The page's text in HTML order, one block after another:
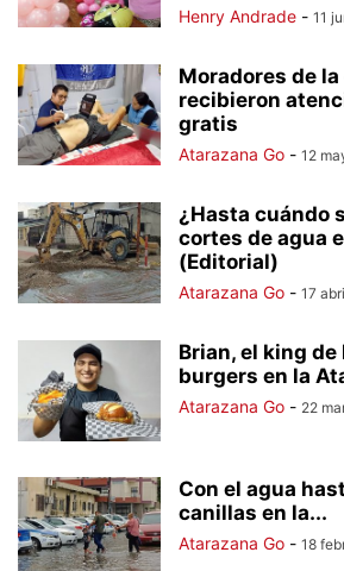
Henry Andrade - 11
Moradores de
recibieron
gratis
Atarazana Go - 12
¿Hasta cuándo
cortes de agua
(Editorial)
Atarazana Go - 17
Brian, el king de
burgers en la
Atarazana Go - 22
Con el agua
canillas en la...
Atarazana Go - 18